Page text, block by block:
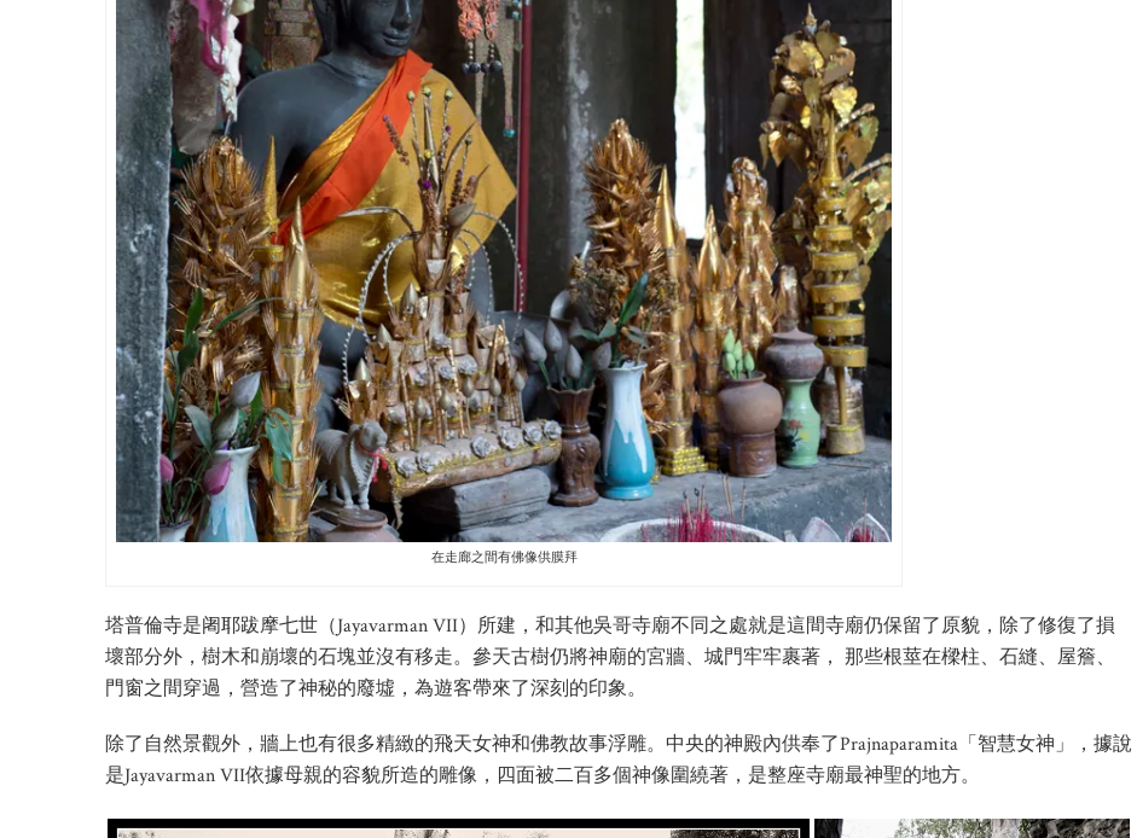
在走廊之間有佛像供膜拜
塔普倫寺是阇耶跋摩七世（Jayavarman VII）所建，和其他吳哥寺廟不同之處就是這間寺廟仍保留了原貌，除了修復了損
壞部分外，樹木和崩壞的石塊並沒有移走。參天古樹仍將神廟的宮牆、城門牢牢裹著， 那些根莖在樑柱、石縫、屋簷、
門窗之間穿過，營造了神秘的廢墟，為遊客帶來了深刻的印象。
除了自然景觀外，牆上也有很多精緻的飛天女神和佛教故事浮雕。中央的神殿內供奉了Prajnaparamita「智慧女神」，據說
是Jayavarman VII依據母親的容貌所造的雕像，四面被二百多個神像圍繞著，是整座寺廟最神聖的地方。